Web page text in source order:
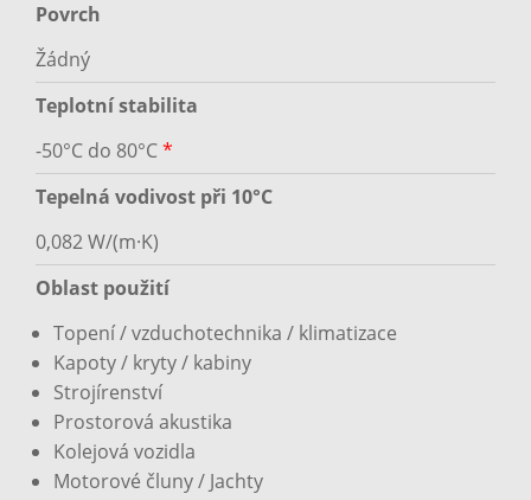
Povrch
Žádný
Teplotní stabilita
-50°C do 80°C*
Tepelná vodivost při 10°C
0,082 W/(m·K)
Oblast použití
Topení / vzduchotechnika / klimatizace
Kapoty / kryty / kabiny
Strojírenství
Prostorová akustika
Kolejová vozidla
Motorové čluny / Jachty